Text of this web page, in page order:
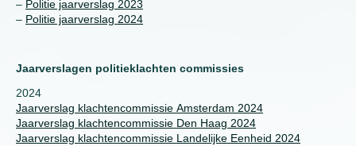
– Politie jaarverslag 2023
– Politie jaarverslag 2024
Jaarverslagen politieklachten commissies
2024
Jaarverslag klachtencommissie Amsterdam 2024
Jaarverslag klachtencommissie Den Haag 2024
Jaarverslag klachtencommissie Landelijke Eenheid 2024